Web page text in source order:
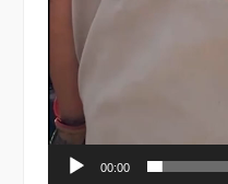
00:00